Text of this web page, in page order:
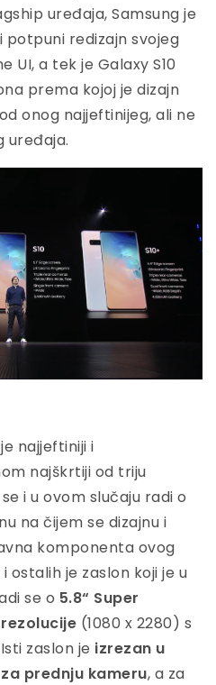
uređaja, Samsung je
redizajn svojeg
UI, a tek je Galaxy S10
prema kojoj je dizajn
onog najjeftinijeg, ali ne
uređaja.
je najjeftiniji i
najškrtiji od triju
i u ovom slučaju radi o
na čijem se dizajnu i
komponenta ovog
ostalih je zaslon koji je u
se o 5.8“ Super
rezolucije (1080 x 2280) s
zaslon je izrezan u
prednju kameru, a za